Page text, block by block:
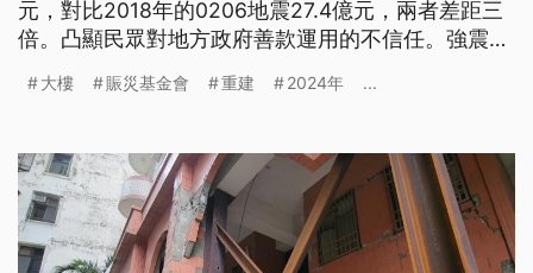
元，對比2018年的0206地震27.4億元，兩者差距三
倍。凸顯民眾對地方政府善款運用的不信任。強震週
用，補貼標準也不盡合理，導致重建家園之路雪上加
大樓 賑災基金會 重建 2024年 ...